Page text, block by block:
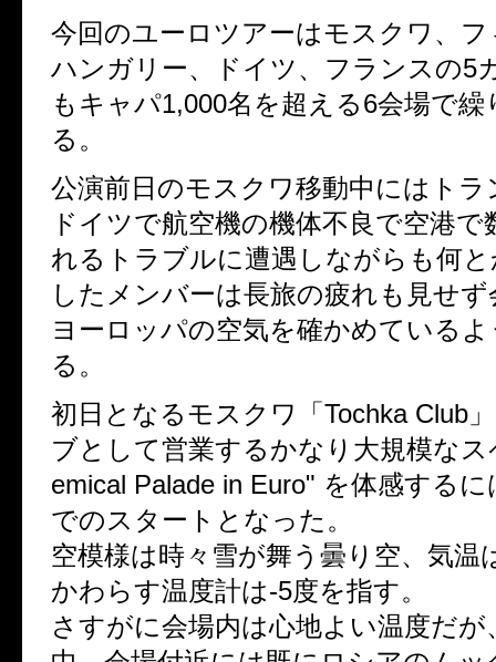
今回のユーロツアーはモスクワ、
ハンガリー、ドイツ、フランスの5
もキャパ1,000名を超える6会場で繰
る。
公演前日のモスクワ移動中にはト
ドイツで航空機の機体不良で空港で
れるトラブルに遭遇しながらも何
したメンバーは長旅の疲れも見せ
ヨーロッパの空気を確かめている
る。
初日となるモスクワ「Tochka Club
ブとして営業するかなり大規模な
emical Palade in Euro" を体感する
でのスタートとなった。
空模様は時々雪が舞う曇り空、気温
かわらす温度計は-5度を指す。
さすがに会場内は心地よい温度だが